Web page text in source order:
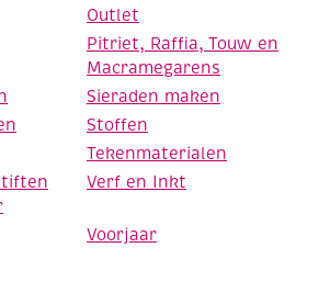
Outlet
Pitriet, Raffia, Touw en
Macramegarens
Sieraden maken
Stoffen
Tekenmaterialen
Verf en Inkt
Voorjaar